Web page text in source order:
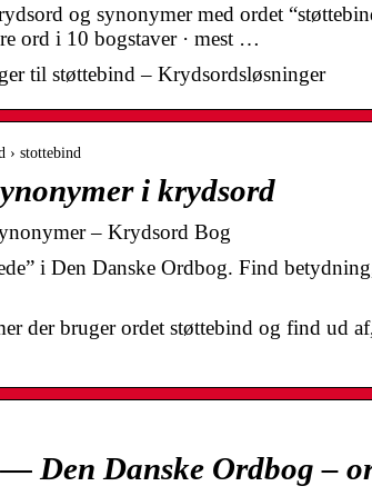
og synonymer med ordet
ord i 10 bogstaver · mest …
til støttebind – Krydsordsløsninger
› stottebind
i krydsord
– Krydsord Bog
i Den Danske Ordbog. Find
der bruger ordet støttebind og find ud
Den Danske Ordbog –